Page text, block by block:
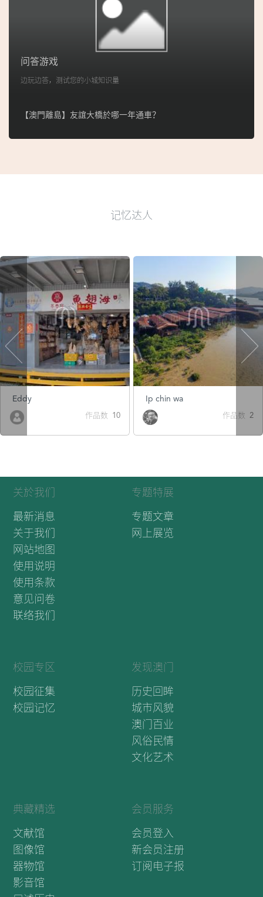
问答游戏
边玩边答，测试您的小城知识量
【澳門離島】友誼大橋於哪一年通車？
记忆达人
Eddy
作品数 10
Ip chin wa
作品数 2
关於我们
最新消息
关于我们
网站地图
使用说明
使用条款
意见问卷
联络我们
专题特展
专题文章
网上展览
校园专区
校园征集
校园记忆
发现澳门
历史回眸
城市风貌
澳门百业
风俗民情
文化艺术
典藏精选
文献馆
图像馆
器物馆
影音馆
会员服务
会员登入
新会员注册
订阅电子报